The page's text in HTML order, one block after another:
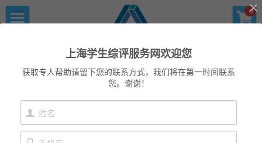
上海学生综评服务网
0
初中综评
上海中高考
上海高中学生综评
×
商品分类
优沃家教
×
博客分类
所有博客分类上海学生综评服务网欢迎您
获取专人帮助请留下您的联系方式，我们将在第一时间联系
您。谢谢！